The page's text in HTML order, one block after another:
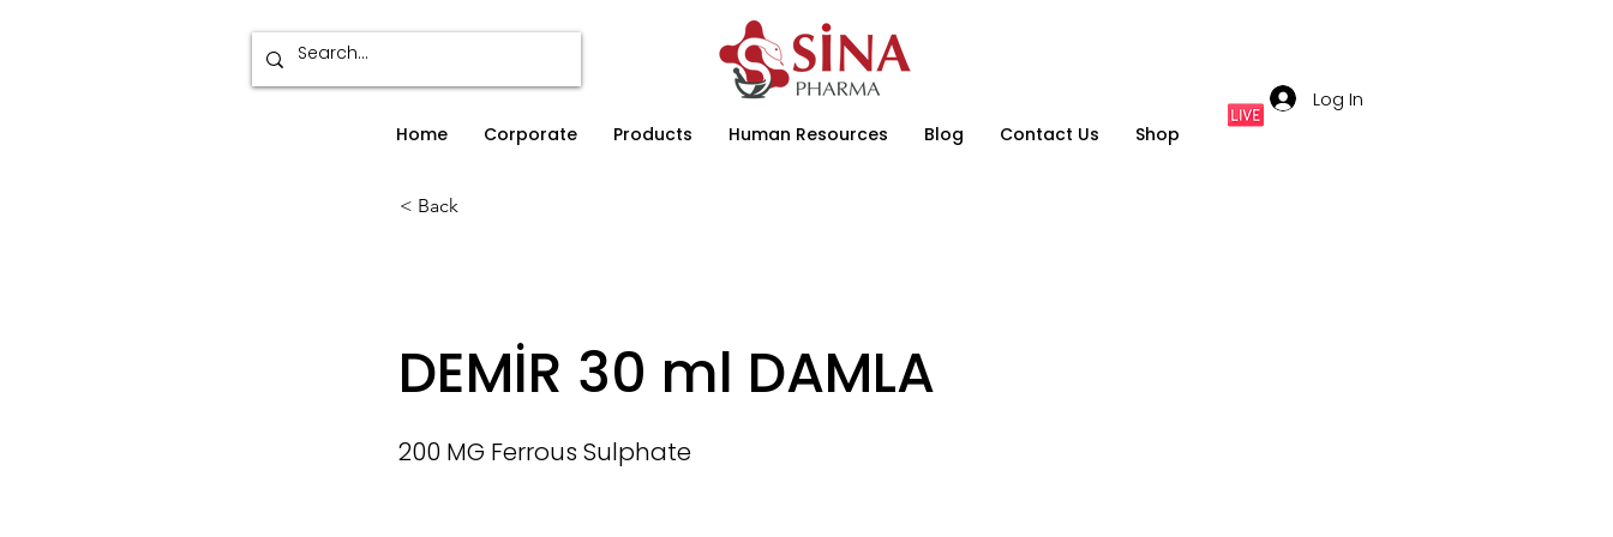
Log In
Home Corporate Products Human Resources Blog Contact Us Shop
< Back
DEMİR 30 ml DAMLA
200 MG Ferrous Sulphate